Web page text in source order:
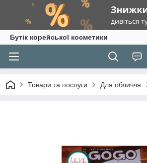
Бутік корейської косметики
Товари та послуги Для обличчя